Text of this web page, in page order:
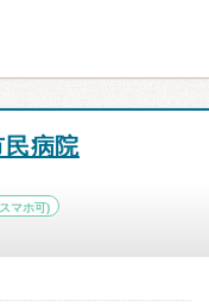
病院
マホ可)